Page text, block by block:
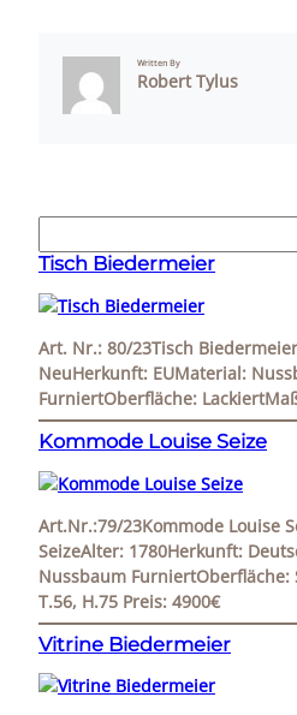
Written By
Robert Tylus
u
c
h
n
Tisch Biedermeier
Art. Nr.: 80/23Tisch
NeuHerkunft: EUMaterial:
FurniertOberfläche:
Kommode Louise Seize
Art.Nr.:79/23Kommode Louise
SeizeAlter: 1780Herkunft:
Nussbaum FurniertOberfläche:
T.56, H.75 Preis: 4900€
Vitrine Biedermeier